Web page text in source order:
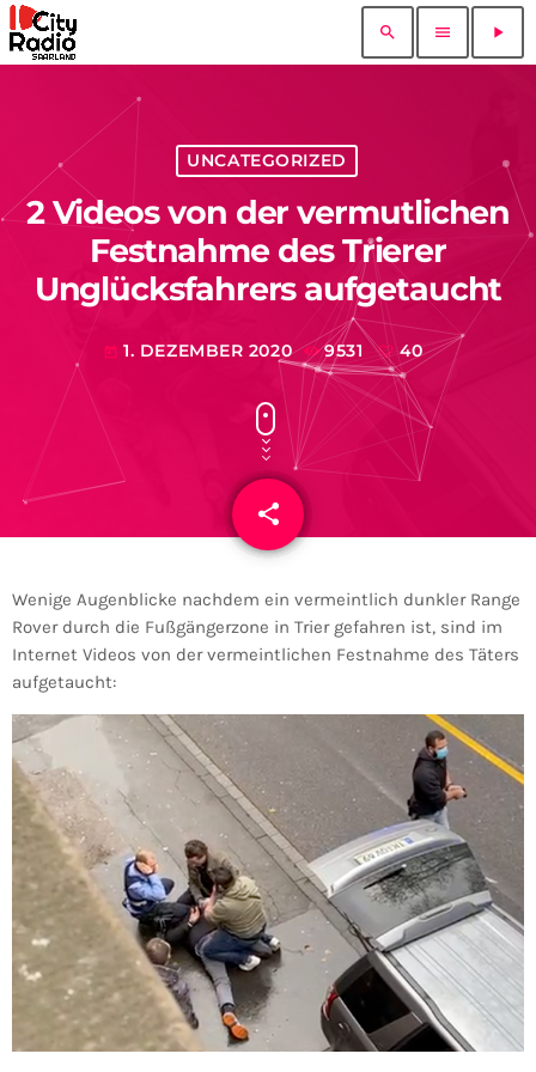
search menu play_arrow
UNCATEGORIZED
2 Videos von der vermutlichen
Festnahme des Trierer
Unglücksfahrers aufgetaucht
today 1. DEZEMBER 2020 9531 40
share
email
Wenige Augenblicke nachdem ein vermeintlich dunkler Range
Rover durch die Fußgängerzone in Trier gefahren ist, sind im
Internet Videos von der vermeintlichen Festnahme des Täters
aufgetaucht: